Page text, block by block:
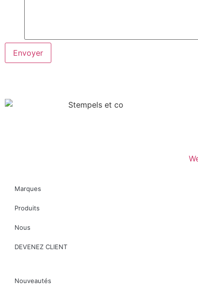
Envoyer
Marques
Produits
Nous
DEVENEZ CLIENT
Nouveautés